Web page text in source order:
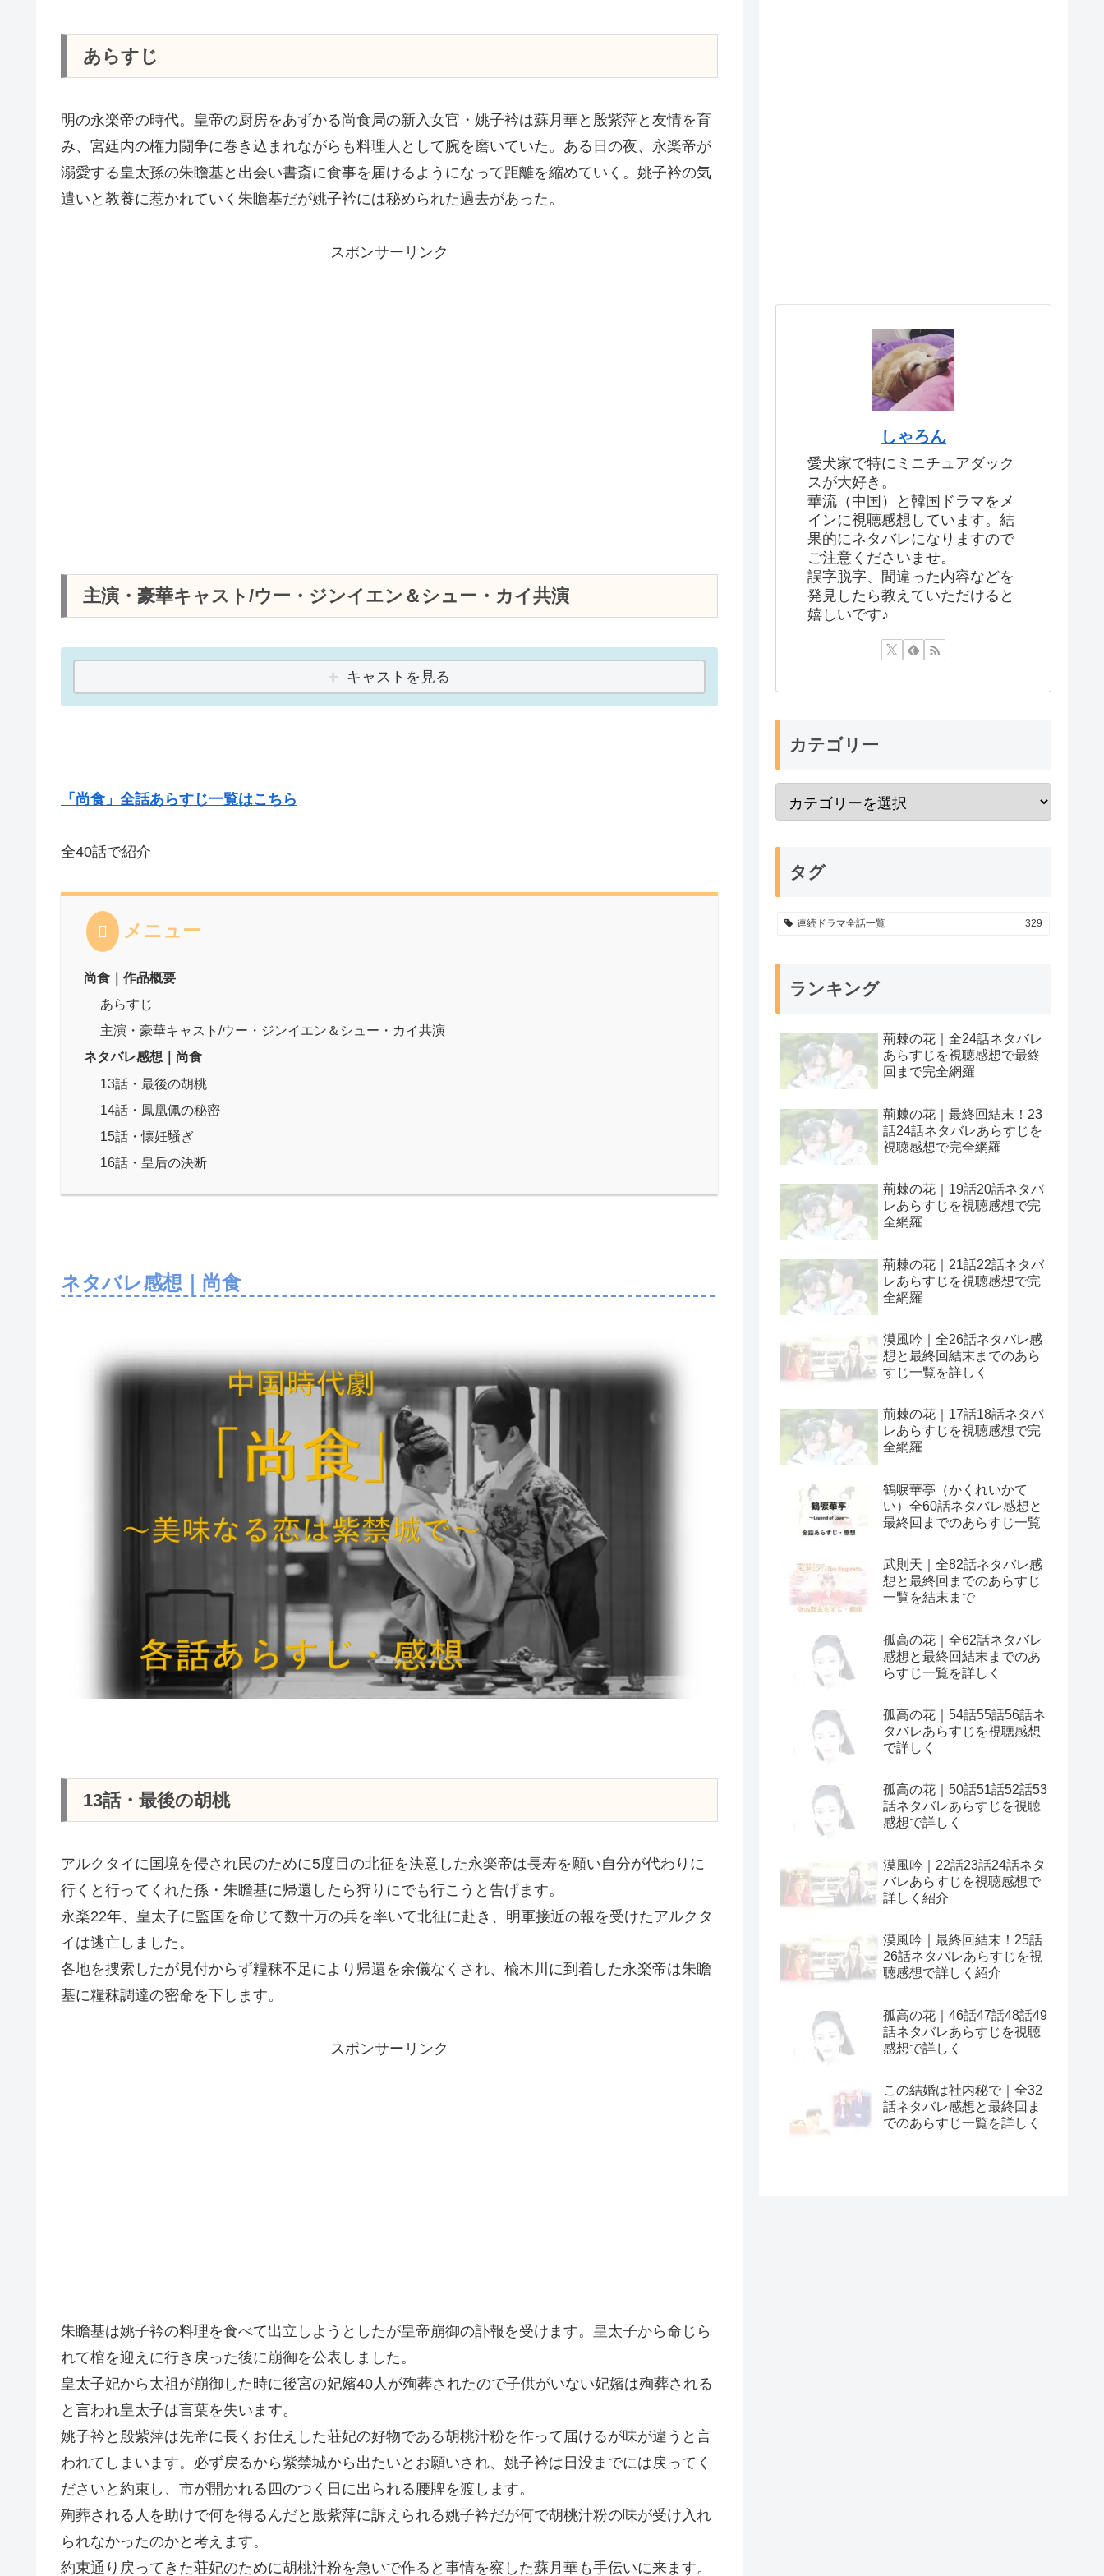
あらすじ
明の永楽帝の時代。皇帝の厨房をあずかる尚食局の新入女官・姚子衿は蘇月華と殷紫萍と友情を育
み、宮廷内の権力闘争に巻き込まれながらも料理人として腕を磨いていた。ある日の夜、永楽帝が
溺愛する皇太孫の朱瞻基と出会い書斎に食事を届けるようになって距離を縮めていく。姚子衿の気
遣いと教養に惹かれていく朱瞻基だが姚子衿には秘められた過去があった。
スポンサーリンク
主演・豪華キャスト/ウー・ジンイエン＆シュー・カイ共演
キャストを見る
「尚食」全話あらすじ一覧はこちら
全40話で紹介
メニュー
尚食｜作品概要
あらすじ
主演・豪華キャスト/ウー・ジンイエン＆シュー・カイ共演
ネタバレ感想｜尚食
13話・最後の胡桃
14話・鳳凰佩の秘密
15話・懐妊騒ぎ
16話・皇后の決断
ネタバレ感想｜尚食
13話・最後の胡桃
アルクタイに国境を侵され民のために5度目の北征を決意した永楽帝は長寿を願い自分が代わりに
行くと行ってくれた孫・朱瞻基に帰還したら狩りにでも行こうと告げます。
永楽22年、皇太子に監国を命じて数十万の兵を率いて北征に赴き、明軍接近の報を受けたアルクタ
イは逃亡しました。
各地を捜索したが見付からず糧秣不足により帰還を余儀なくされ、楡木川に到着した永楽帝は朱瞻
基に糧秣調達の密命を下します。
スポンサーリンク
朱瞻基は姚子衿の料理を食べて出立しようとしたが皇帝崩御の訃報を受けます。皇太子から命じら
れて棺を迎えに行き戻った後に崩御を公表しました。
皇太子妃から太祖が崩御した時に後宮の妃嬪40人が殉葬されたので子供がいない妃嬪は殉葬される
と言われ皇太子は言葉を失います。
姚子衿と殷紫萍は先帝に長くお仕えした荘妃の好物である胡桃汁粉を作って届けるが味が違うと言
われてしまいます。必ず戻るから紫禁城から出たいとお願いされ、姚子衿は日没までには戻ってく
ださいと約束し、市が開かれる四のつく日に出られる腰牌を渡します。
殉葬される人を助けで何を得るんだと殷紫萍に訴えられる姚子衿だが何で胡桃汁粉の味が受け入れ
られなかったのかと考えます。
約束通り戻ってきた荘妃のために胡桃汁粉を急いで作ると事情を察した蘇月華も手伝いに来ます。
しゃろん
愛犬家で特にミニチュアダック
スが大好き。
華流（中国）と韓国ドラマをメ
インに視聴感想しています。結
果的にネタバレになりますので
ご注意くださいませ。
誤字脱字、間違った内容などを
発見したら教えていただけると
嬉しいです♪
カテゴリー
タグ
連続ドラマ全話一覧 329
ランキング
荊棘の花｜全24話ネタバレ
あらすじを視聴感想で最終
回まで完全網羅
荊棘の花｜最終回結末！23
話24話ネタバレあらすじを
視聴感想で完全網羅
荊棘の花｜19話20話ネタバ
レあらすじを視聴感想で完
全網羅
荊棘の花｜21話22話ネタバ
レあらすじを視聴感想で完
全網羅
漠風吟｜全26話ネタバレ感
想と最終回結末までのあら
すじ一覧を詳しく
荊棘の花｜17話18話ネタバ
レあらすじを視聴感想で完
全網羅
鶴唳華亭（かくれいかて
い）全60話ネタバレ感想と
最終回までのあらすじ一覧
武則天｜全82話ネタバレ感
想と最終回までのあらすじ
一覧を結末まで
孤高の花｜全62話ネタバレ
感想と最終回結末までのあ
らすじ一覧を詳しく
孤高の花｜54話55話56話ネ
タバレあらすじを視聴感想
で詳しく
孤高の花｜50話51話52話53
話ネタバレあらすじを視聴
感想で詳しく
漠風吟｜22話23話24話ネタ
バレあらすじを視聴感想で
詳しく紹介
漠風吟｜最終回結末！25話
26話ネタバレあらすじを視
聴感想で詳しく紹介
孤高の花｜46話47話48話49
話ネタバレあらすじを視聴
感想で詳しく
この結婚は社内秘で｜全32
話ネタバレ感想と最終回ま
でのあらすじ一覧を詳しく